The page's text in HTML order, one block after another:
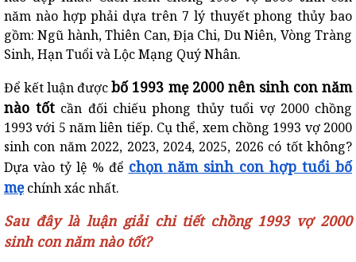
năm nào hợp phải dựa trên 7 lý thuyết phong thủy bao
gồm: Ngũ hành, Thiên Can, Địa Chi, Du Niên, Vòng Tràng
Sinh, Hạn Tuổi và Lộc Mạng Quý Nhân.
Để kết luận đượcbố 1993 mẹ 2000 nên sinh con năm
nào tốt cần đối chiếu phong thủy tuổi vợ 2000 chồng
1993 với 5 năm liên tiếp. Cụ thể, xem chồng 1993 vợ 2000
sinh con năm 2022, 2023, 2024, 2025, 2026 có tốt không?
Dựa vào tỷ lệ % để chọn năm sinh con hợp tuổi bố
mẹ chính xác nhất.
Sau đây là luận giải chi tiết chồng 1993 vợ 2000
sinh con năm nào tốt?